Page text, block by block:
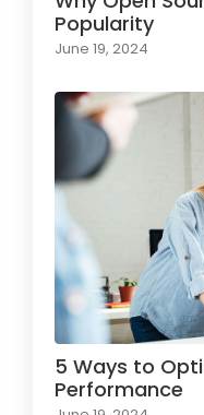
Popularity
June 19, 2024
5 Ways to
Performance